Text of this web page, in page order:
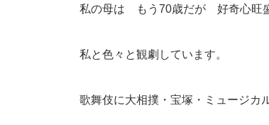
私の母は もう70歳だが 好奇心旺
私と色々と観劇しています。
歌舞伎に大相撲・宝塚・ミュージカ